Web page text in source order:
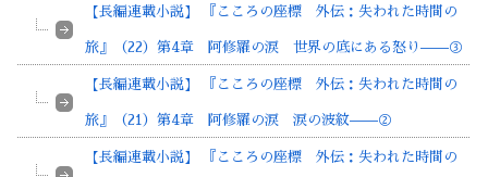
【長編連載小説】 『こころの座標 外伝：失われた時間の
旅』（22）第4章 阿修羅の涙 世界の底にある怒り——③
【長編連載小説】 『こころの座標 外伝：失われた時間の
旅』（21）第4章 阿修羅の涙 涙の波紋——②
【長編連載小説】 『こころの座標 外伝：失われた時間の